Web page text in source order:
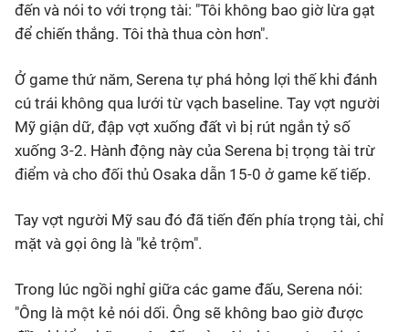
đến và nói to với trọng tài: "Tôi không bao giờ lừa gạt
để chiến thắng. Tôi thà thua còn hơn".
Ở game thứ năm, Serena tự phá hỏng lợi thế khi đánh
cú trái không qua lưới từ vạch baseline. Tay vợt người
Mỹ giận dữ, đập vợt xuống đất vì bị rút ngắn tỷ số
xuống 3-2. Hành động này của Serena bị trọng tài trừ
điểm và cho đối thủ Osaka dẫn 15-0 ở game kế tiếp.
Tay vợt người Mỹ sau đó đã tiến đến phía trọng tài, chỉ
mặt và gọi ông là "kẻ trộm".
Trong lúc ngồi nghỉ giữa các game đấu, Serena nói:
"Ông là một kẻ nói dối. Ông sẽ không bao giờ được